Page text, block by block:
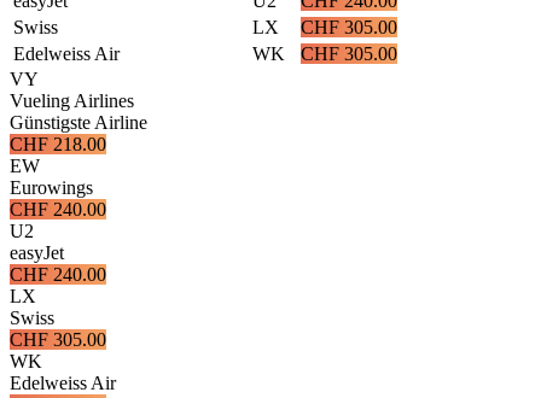
Swiss
LX
CHF 305.00
Edelweiss Air
WK
CHF 305.00
VY
Vueling Airlines
Günstigste Airline
CHF 218.00
EW
Eurowings
CHF 240.00
U2
easyJet
CHF 240.00
LX
Swiss
CHF 305.00
WK
Edelweiss Air